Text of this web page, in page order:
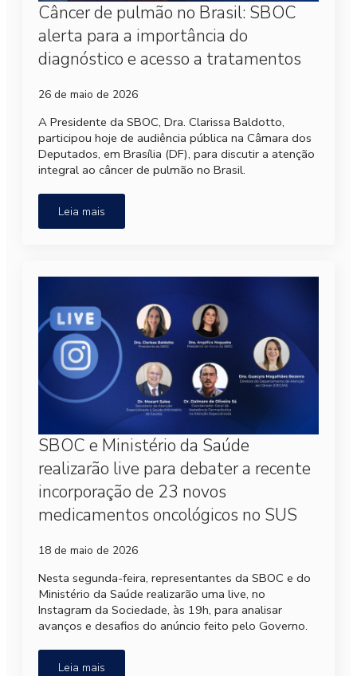
Câncer de pulmão no Brasil: SBOC
alerta para a importância do
diagnóstico e acesso a tratamentos
26 de maio de 2026
A Presidente da SBOC, Dra. Clarissa Baldotto,
participou hoje de audiência pública na Câmara dos
Deputados, em Brasília (DF), para discutir a atenção
integral ao câncer de pulmão no Brasil.
Leia mais
SBOC e Ministério da Saúde
realizarão live para debater a recente
incorporação de 23 novos
medicamentos oncológicos no SUS
18 de maio de 2026
Nesta segunda-feira, representantes da SBOC e do
Ministério da Saúde realizarão uma live, no
Instagram da Sociedade, às 19h, para analisar
avanços e desafios do anúncio feito pelo Governo.
Leia mais